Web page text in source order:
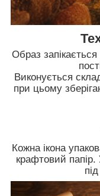
Образ
Виконується
при цьому
Кожна ікона
крафтовий папір.